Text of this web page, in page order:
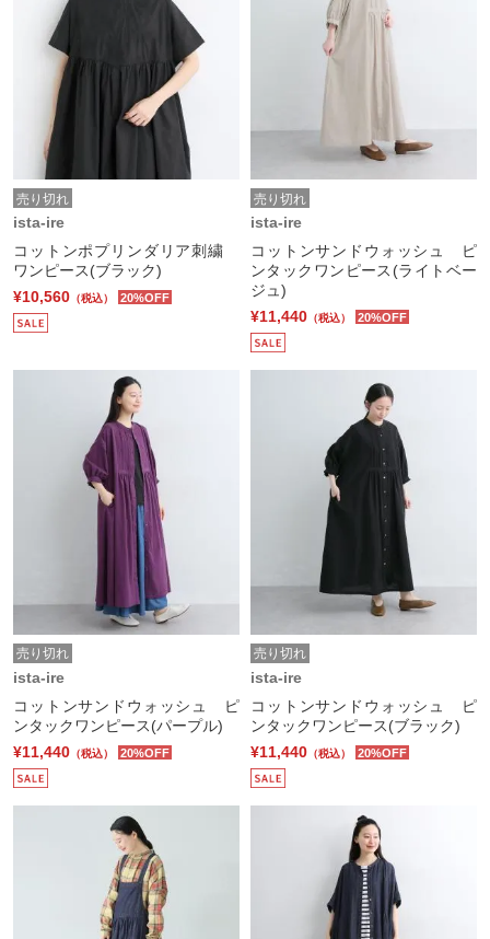
売り切れ
ista-ire
コットンポプリンダリア刺繍
ワンピース(ブラック)
¥10,560 （税込） 20%OFF
売り切れ
ista-ire
コットンサンドウォッシュ ピ
ンタックワンピース(ライトベー
ジュ)
¥11,440 （税込） 20%OFF
売り切れ
ista-ire
コットンサンドウォッシュ ピ
ンタックワンピース(パープル)
¥11,440 （税込） 20%OFF
売り切れ
ista-ire
コットンサンドウォッシュ ピ
ンタックワンピース(ブラック)
¥11,440 （税込） 20%OFF